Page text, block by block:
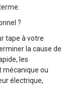
?
tape à votre
la cause de
les
mécanique ou
électrique,